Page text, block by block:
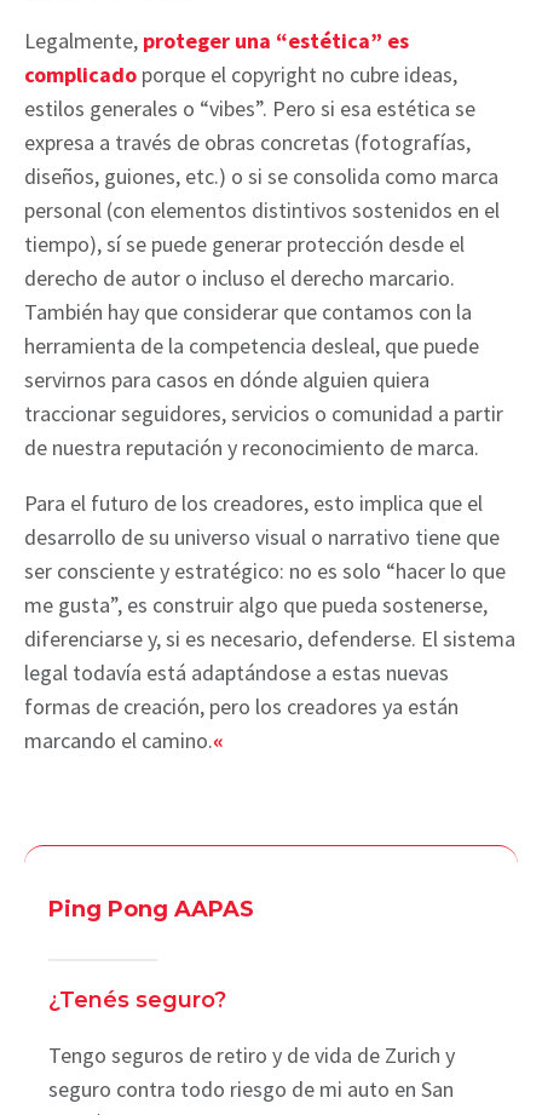
Legalmente, proteger una “estética” es
complicado porque el copyright no cubre ideas,
estilos generales o “vibes”. Pero si esa estética se
expresa a través de obras concretas (fotografías,
diseños, guiones, etc.) o si se consolida como marca
personal (con elementos distintivos sostenidos en el
tiempo), sí se puede generar protección desde el
derecho de autor o incluso el derecho marcario.
También hay que considerar que contamos con la
herramienta de la competencia desleal, que puede
servirnos para casos en dónde alguien quiera
traccionar seguidores, servicios o comunidad a partir
de nuestra reputación y reconocimiento de marca.
Para el futuro de los creadores, esto implica que el
desarrollo de su universo visual o narrativo tiene que
ser consciente y estratégico: no es solo “hacer lo que
me gusta”, es construir algo que pueda sostenerse,
diferenciarse y, si es necesario, defenderse. El sistema
legal todavía está adaptándose a estas nuevas
formas de creación, pero los creadores ya están
marcando el camino.«
Ping Pong AAPAS
¿Tenés seguro?
Tengo seguros de retiro y de vida de Zurich y
seguro contra todo riesgo de mi auto en San